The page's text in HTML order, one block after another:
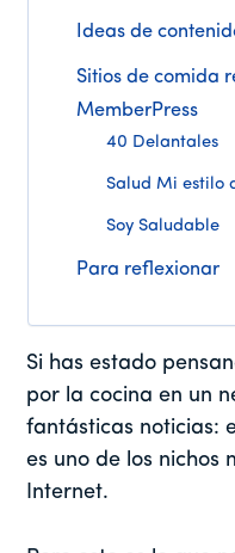
Ideas de
Sitios de comida
MemberPress
40 Delantales
Salud Mi estilo
Soy Saludable
Para reflexionar
Si has estado
por la cocina en un
fantásticas noticias:
es uno de los nichos
Internet.